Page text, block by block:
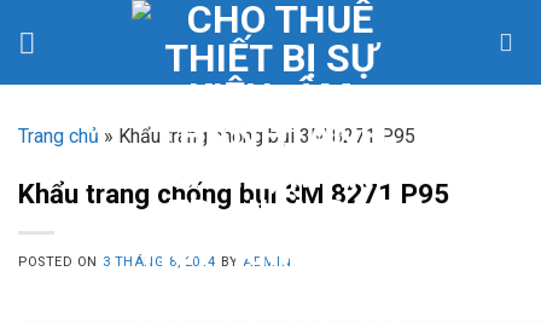
Trang chủ » Khẩu trang chống bụi 3M 8271 P95
Khẩu trang chống bụi 3M 8271 P95
POSTED ON 3 THÁNG 8, 2014 BYADMIN